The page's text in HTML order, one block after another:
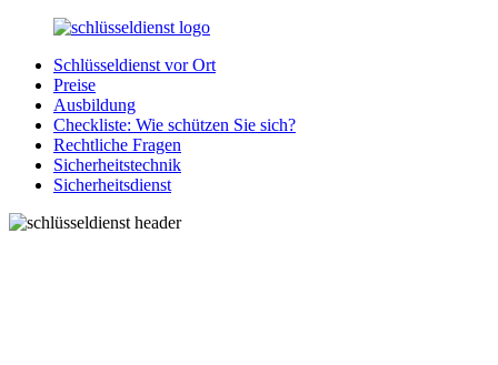
Zurück
Inhalt
SchluesseldienstDirekt.de
Ihre
Notlage
wird
gelöst!
Schlüsseldienst vor Ort
Preise
Ausbildung
Checkliste: Wie schützen Sie sich?
Rechtliche Fragen
Sicherheitstechnik
Sicherheitsdienst